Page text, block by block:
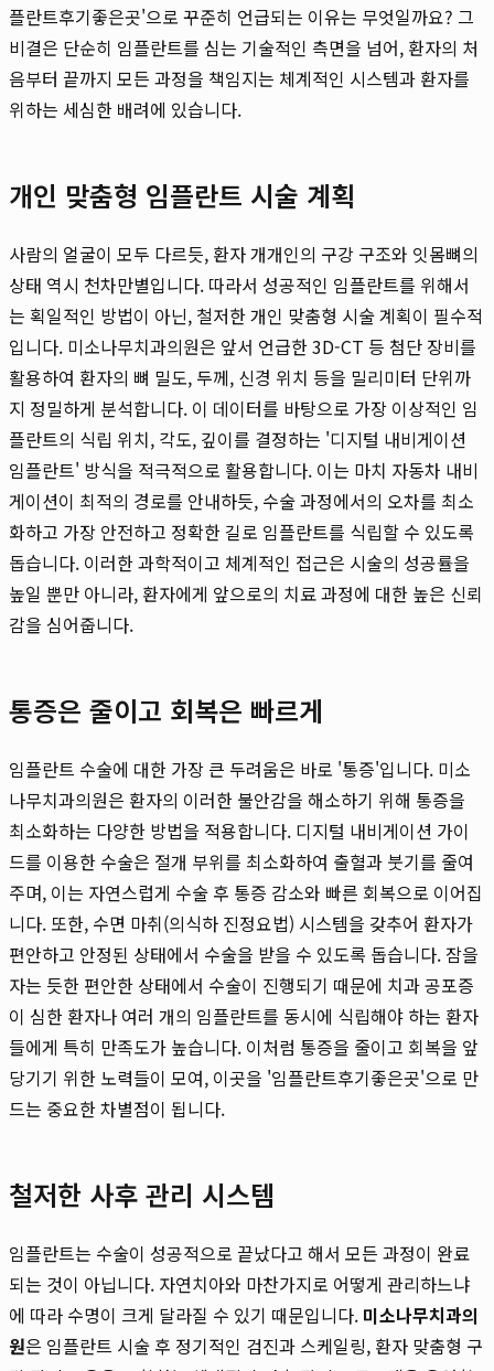
플란트후기좋은곳'으로 꾸준히 언급되는 이유는 무엇일까요? 그
비결은 단순히 임플란트를 심는 기술적인 측면을 넘어, 환자의 처
음부터 끝까지 모든 과정을 책임지는 체계적인 시스템과 환자를
위하는 세심한 배려에 있습니다.
개인 맞춤형 임플란트 시술 계획
사람의 얼굴이 모두 다르듯, 환자 개개인의 구강 구조와 잇몸뼈의
상태 역시 천차만별입니다. 따라서 성공적인 임플란트를 위해서
는 획일적인 방법이 아닌, 철저한 개인 맞춤형 시술 계획이 필수적
입니다. 미소나무치과의원은 앞서 언급한 3D-CT 등 첨단 장비를
활용하여 환자의 뼈 밀도, 두께, 신경 위치 등을 밀리미터 단위까
지 정밀하게 분석합니다. 이 데이터를 바탕으로 가장 이상적인 임
플란트의 식립 위치, 각도, 깊이를 결정하는 '디지털 내비게이션
임플란트' 방식을 적극적으로 활용합니다. 이는 마치 자동차 내비
게이션이 최적의 경로를 안내하듯, 수술 과정에서의 오차를 최소
화하고 가장 안전하고 정확한 길로 임플란트를 식립할 수 있도록
돕습니다. 이러한 과학적이고 체계적인 접근은 시술의 성공률을
높일 뿐만 아니라, 환자에게 앞으로의 치료 과정에 대한 높은 신뢰
감을 심어줍니다.
통증은 줄이고 회복은 빠르게
임플란트 수술에 대한 가장 큰 두려움은 바로 '통증'입니다. 미소
나무치과의원은 환자의 이러한 불안감을 해소하기 위해 통증을
최소화하는 다양한 방법을 적용합니다. 디지털 내비게이션 가이
드를 이용한 수술은 절개 부위를 최소화하여 출혈과 붓기를 줄여
주며, 이는 자연스럽게 수술 후 통증 감소와 빠른 회복으로 이어집
니다. 또한, 수면 마취(의식하 진정요법) 시스템을 갖추어 환자가
편안하고 안정된 상태에서 수술을 받을 수 있도록 돕습니다. 잠을
자는 듯한 편안한 상태에서 수술이 진행되기 때문에 치과 공포증
이 심한 환자나 여러 개의 임플란트를 동시에 식립해야 하는 환자
들에게 특히 만족도가 높습니다. 이처럼 통증을 줄이고 회복을 앞
당기기 위한 노력들이 모여, 이곳을 '임플란트후기좋은곳'으로 만
드는 중요한 차별점이 됩니다.
철저한 사후 관리 시스템
임플란트는 수술이 성공적으로 끝났다고 해서 모든 과정이 완료
되는 것이 아닙니다. 자연치아와 마찬가지로 어떻게 관리하느냐
에 따라 수명이 크게 달라질 수 있기 때문입니다. 미소나무치과의
원은 임플란트 시술 후 정기적인 검진과 스케일링, 환자 맞춤형 구